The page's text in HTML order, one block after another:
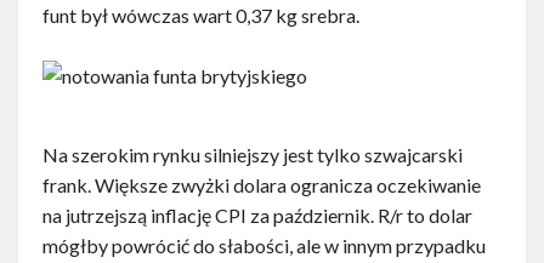
funt był wówczas wart 0,37 kg srebra.
Na szerokim rynku silniejszy jest tylko szwajcarski
frank. Większe zwyżki dolara ogranicza oczekiwanie
na jutrzejszą inflację CPI za październik. R/r to dolar
mógłby powrócić do słabości, ale w innym przypadku